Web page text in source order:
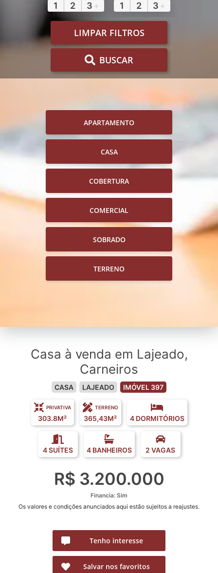
1 2 3 + 1 2 3 +
LIMPAR FILTROS
BUSCAR
APARTAMENTO
CASA
COBERTURA
COMERCIAL
SOBRADO
TERRENO
Casa à venda em Lajeado,
Carneiros
CASA LAJEADO IMÓVEL 397
PRIVATIVA
303.8M²
TERRENO
365,43M² 4 DORMITÓRIOS
4 SUÍTES 4 BANHEIROS 2 VAGAS
R$ 3.200.000
Financia: Sim
Os valores e condições anunciados aqui estão sujeitos a reajustes.
Tenho interesse
Salvar nos favoritos